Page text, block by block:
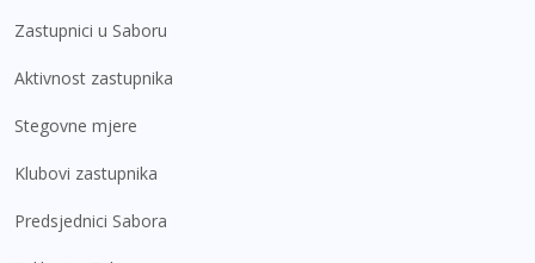
Zastupnici u Saboru
Aktivnost zastupnika
Stegovne mjere
Klubovi zastupnika
Predsjednici Sabora